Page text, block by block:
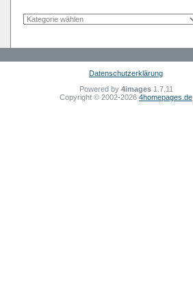
Datenschutzerklärung
Powered by 4images1.7.11
Copyright © 2002-2026 4homepages.de